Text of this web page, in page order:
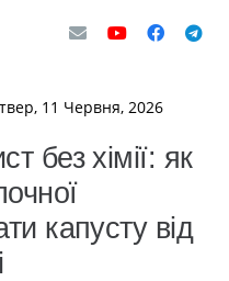
11 Червня, 2026
без хімії: як
капусту від